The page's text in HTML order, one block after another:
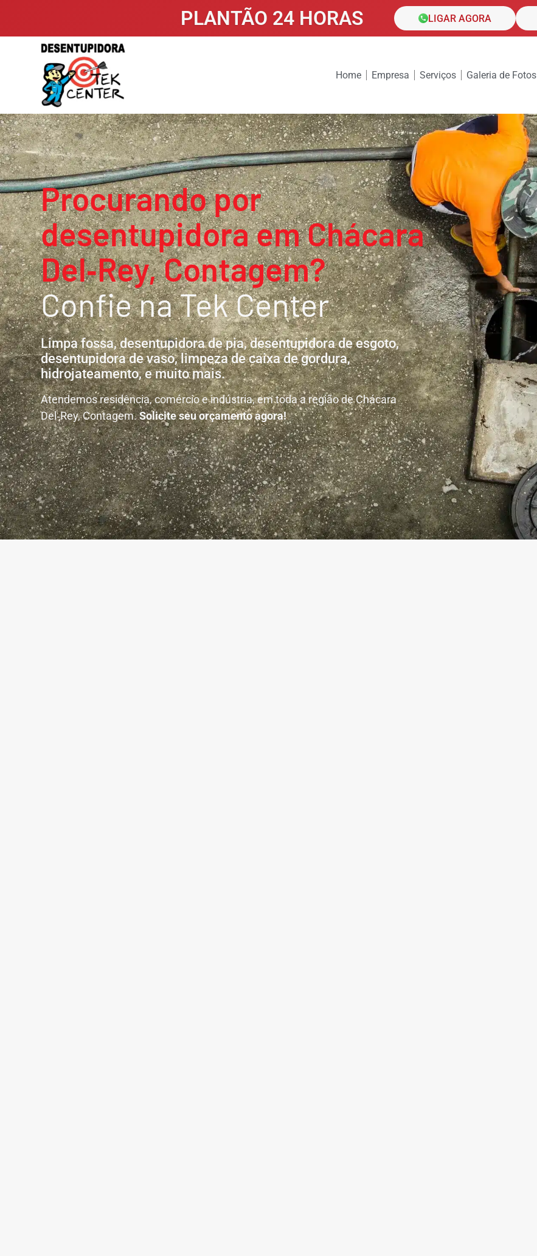
PLANTÃO 24 HORAS LIGAR AGORA
Home Empresa Serviços Galeria de Fotos
Procurando por
desentupidora em Chácara
Del‑Rey, Contagem?
Confie na Tek Center
Limpa fossa, desentupidora de pia, desentupidora de esgoto,
desentupidora de vaso, limpeza de caixa de gordura,
hidrojateamento, e muito mais.
Atendemos residência, comércio e indústria, em toda a região de Chácara
Del‑Rey, Contagem.Solicite seu orçamento agora!